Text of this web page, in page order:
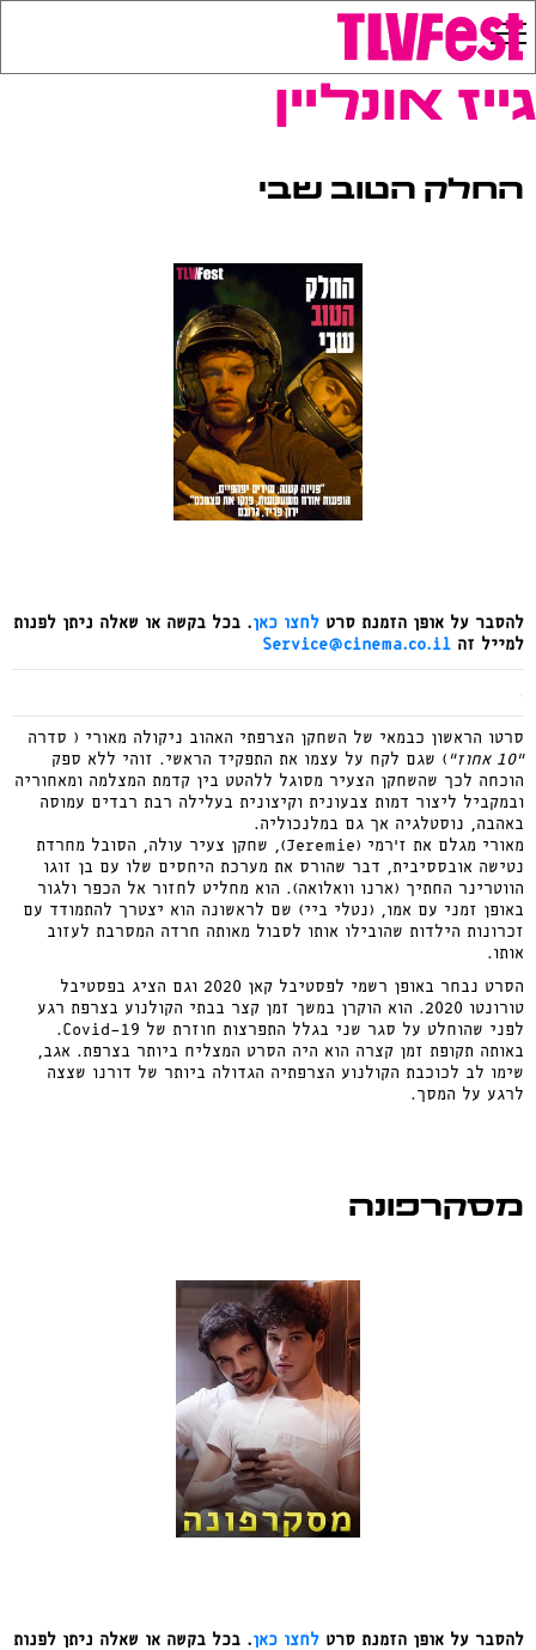
גייז אונליין
החלק הטוב שבי
להסבר על אופן הזמנת סרט לחצו כאן. בכל בקשה או שאלה ניתן לפנות
למייל זה Service@cinema.co.il
סרטו הראשון כבמאי של השחקן הצרפתי האהוב ניקולה מאורי ( סדרה
"10 אחוז"
) שגם לקח על עצמו את התפקיד הראשי. זוהי ללא ספק
הוכחה לכך שהשחקן הצעיר מסוגל ללהטט בין קדמת המצלמה ומאחוריה
ובמקביל ליצור דמות צבעונית וקיצונית בעלילה רבת רבדים עמוסה
באהבה, נוסטלגיה אך גם במלנכוליה.
מאורי מגלם את ז’רמי (Jeremie), שחקן צעיר עולה, הסובל מחרדת
נטישה אובססיבית, דבר שהורס את מערכת היחסים שלו עם בן זוגו
הווטרינר החתיך (ארנו וואלואה). הוא מחליט לחזור אל הכפר ולגור
באופן זמני עם אמו, (נטלי ביי) שם לראשונה הוא יצטרך להתמודד עם
זכרונות הילדות שהובילו אותו לסבול מאותה חרדה המסרבת לעזוב
אותו.
הסרט נבחר באופן רשמי לפסטיבל קאן 2020 וגם הציג בפסטיבל
טורונטו 2020. הוא הוקרן במשך זמן קצר בבתי הקולנוע בצרפת רגע
לפני שהוחלט על סגר שני בגלל התפרצות חוזרת של Covid-19.
באותה תקופת זמן קצרה הוא היה הסרט המצליח ביותר בצרפת. אגב,
שימו לב לכוכבת הקולנוע הצרפתיה הגדולה ביותר של דורנו שצצה
לרגע על המסך.
מסקרפונה
להסבר על אופן הזמנת סרט לחצו כאן. בכל בקשה או שאלה ניתן לפנות